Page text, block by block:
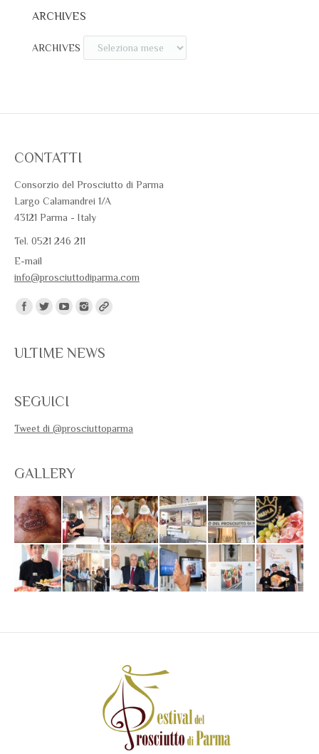
ARCHIVES
ARCHIVES
CONTATTI
Consorzio del Prosciutto di Parma
Largo Calamandrei 1/A
43121 Parma - Italy
Tel. 0521 246 211
E-mail
info@prosciuttodiparma.com
Trovaci su:
ULTIME NEWS
SEGUICI
Tweet di @prosciuttoparma
GALLERY